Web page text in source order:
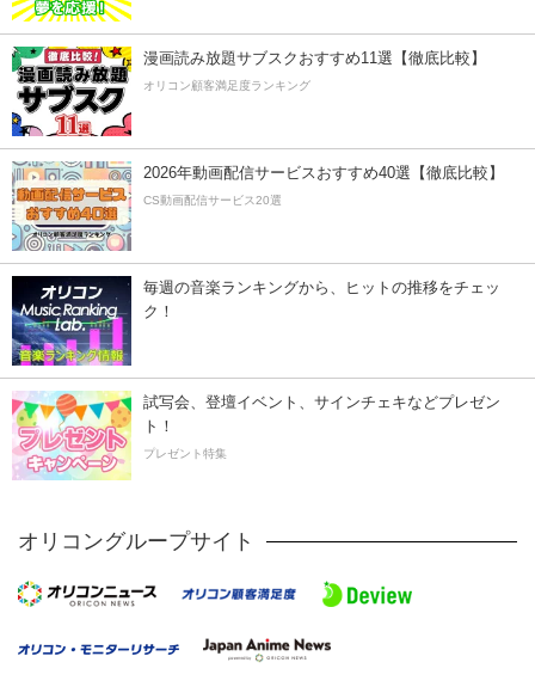
漫画読み放題サブスクおすすめ11選【徹底比較】
オリコン顧客満足度ランキング
2026年動画配信サービスおすすめ40選【徹底比較】
CS動画配信サービス20選
毎週の音楽ランキングから、ヒットの推移をチェッ
ク！
試写会、登壇イベント、サインチェキなどプレゼン
ト！
プレゼント特集
オリコングループサイト